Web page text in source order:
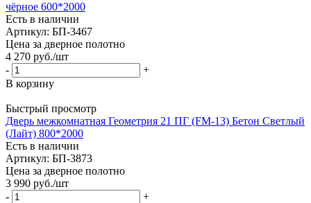
чёрное 600*2000
Есть в наличии
Артикул: БП-3467
Цена за дверное полотно
4 270 руб./шт
-
+
В корзину
Быстрый просмотр
Дверь межкомнатная Геометрия 21 ПГ (FM-13) Бетон Светлый
(Лайт) 800*2000
Есть в наличии
Артикул: БП-3873
Цена за дверное полотно
3 990 руб./шт
-
+